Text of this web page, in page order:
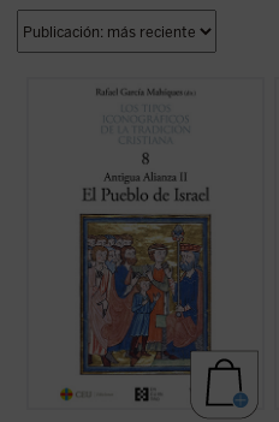
Este octavo volumen de la colección «Los
tipos iconográficos de la tradición
cristiana» es el segundo de los seis de la
mencionada colección que estará dedicado
al Antiguo Testamento en el arte cristiano.
Conforma el conjunto de tipos ...(ver ficha)